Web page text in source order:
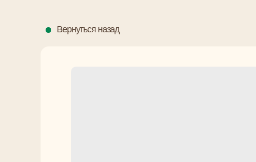
Вернуться назад